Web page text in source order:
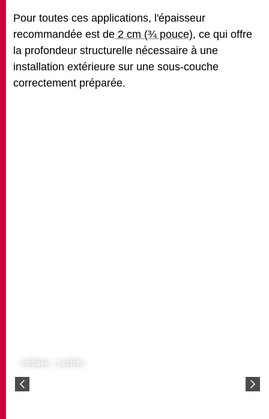
midlake - porfido
Pour toutes ces applications, l'épaisseur
recommandée est de 2 cm (¾ pouce), ce qui offre
la profondeur structurelle nécessaire à une
installation extérieure sur une sous-couche
correctement préparée.